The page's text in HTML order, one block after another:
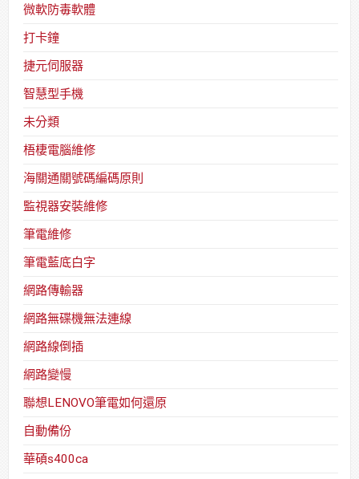
微軟防毒軟體
打卡鐘
捷元伺服器
智慧型手機
未分類
梧棲電腦維修
海關通關號碼編碼原則
監視器安裝維修
筆電維修
筆電藍底白字
網路傳輸器
網路無碟機無法連線
網路線倒插
網路變慢
聯想LENOVO筆電如何還原
自動備份
華碩s400ca